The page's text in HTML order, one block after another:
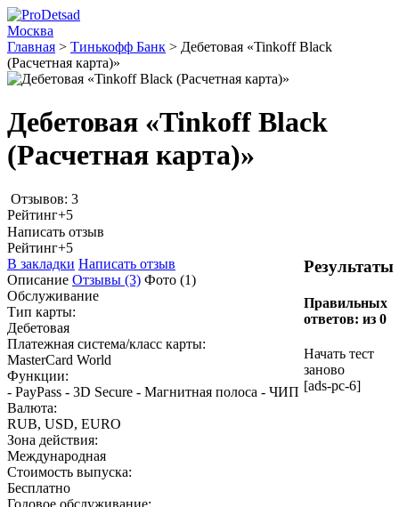
Москва
Главная > Тинькофф Банк > Дебетовая «Tinkoff Black
(Расчетная карта)»
Дебетовая «Tinkoff Black
(Расчетная карта)»
Отзывов: 3
Рейтинг+5
Написать отзыв
Результаты
Правильных
ответов: из 0
Начать тест
заново
[ads-pc-6]
Рейтинг+5
В закладки Написать отзыв
Описание Отзывы (3) Фото (1)
Обслуживание
Тип карты:
Дебетовая
Платежная система/класс карты:
MasterCard World
Функции:
- PayPass - 3D Secure - Магнитная полоса - ЧИП
Валюта:
RUB, USD, EURO
Зона действия:
Международная
Стоимость выпуска:
Бесплатно